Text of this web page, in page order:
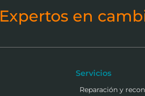
Expertos en
Servicios
Reparación y